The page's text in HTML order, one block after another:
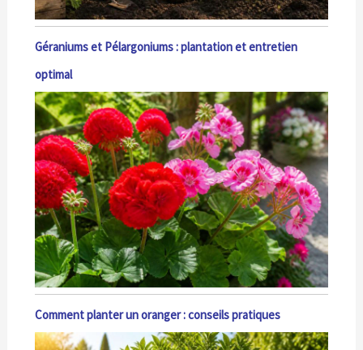
Géraniums et Pélargoniums : plantation et entretien
optimal
Comment planter un oranger : conseils pratiques